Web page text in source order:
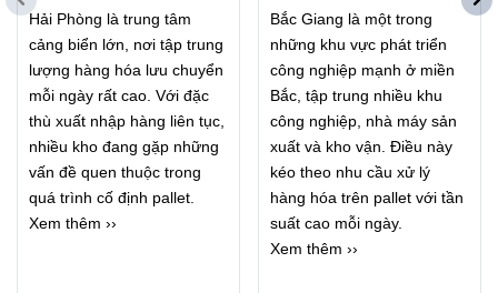
Hải Phòng là trung tâm
cảng biển lớn, nơi tập trung
lượng hàng hóa lưu chuyển
mỗi ngày rất cao. Với đặc
thù xuất nhập hàng liên tục,
nhiều kho đang gặp những
vấn đề quen thuộc trong
quá trình cố định pallet.
Xem thêm ››
Bắc Giang là một trong
những khu vực phát triển
công nghiệp mạnh ở miền
Bắc, tập trung nhiều khu
công nghiệp, nhà máy sản
xuất và kho vận. Điều này
kéo theo nhu cầu xử lý
hàng hóa trên pallet với tần
suất cao mỗi ngày.
Xem thêm ››